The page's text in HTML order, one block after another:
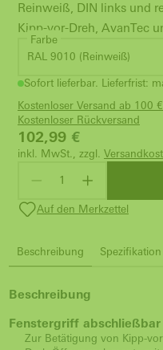
Reinweiß, DIN links und
Kipp-vor-Dreh, AvanTec
Farbe
RAL 9010 (Reinweiß)
Sofort lieferbar. Lieferfrist:
Kostenloser Versand ab 100
Kostenloser Rückversand
102,99 €
inkl. MwSt., zzgl.
Auf den Merkzettel
Beschreibung Spezifikation
Beschreibung
Fenstergriff
Zur Betätigung von Kipp-